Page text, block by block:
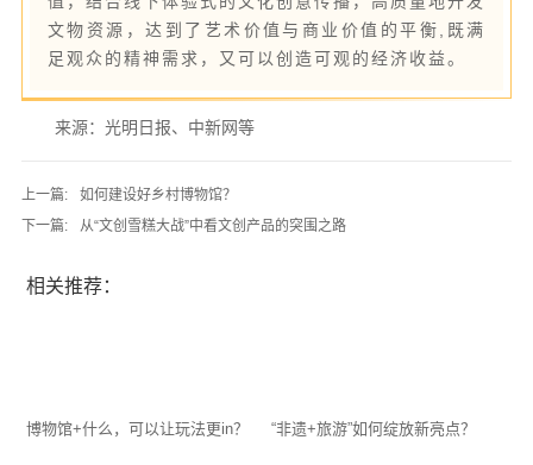
文物资源，达到了艺术价值与商业价值的平衡,既满
足观众的精神需求，又可以创造可观的经济收益。
来源：光明日报、中新网等
上一篇:
如何建设好乡村博物馆？
下一篇:
从“文创雪糕大战”中看文创产品的突围之路
相关推荐：
博物馆+什么，可以让玩法更in？ “非遗+旅游”如何绽放新亮点？